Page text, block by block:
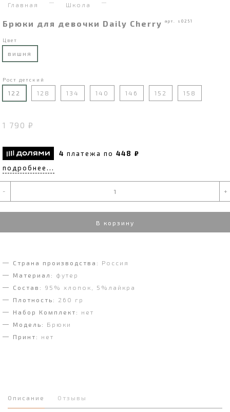
Главная Школа
Брюки для девочки Daily Cherry арт. s0251
Цвет
вишня
Рост детский
122 128 134 140 146 152 158
1 790 ₽
4 платежа по 448 ₽
подробнее...
- +
В корзину
Страна производства:
Россия
Материал:
футер
Состав:
95% хлопок, 5%лайкра
Плотность:
260 гр
Набор Комплект:
нет
Модель:
Брюки
Принт:
нет
Описание Отзывы